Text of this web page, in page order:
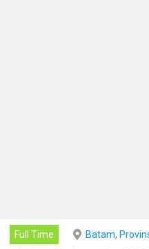
Full Time
Batam,